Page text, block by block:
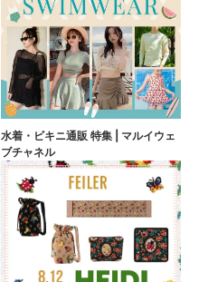
水着・ビキニ通販 特集 | マルイウェ
ブチャネル